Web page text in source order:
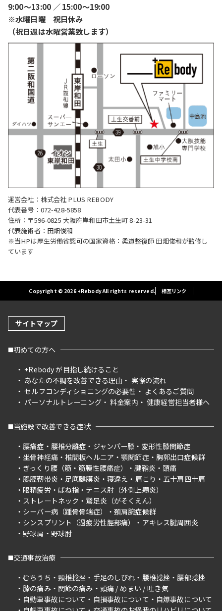
9:00〜13:00 ／ 15:00〜19:00
※水曜日曜 祝日休み
（祝日週は水曜営業致します）
運営会社：株式会社 PLUS REBODY
代表番号：072-428-5858
住所：〒596-0825 大阪府岸和田市土生町 8-23-31
代表施術者：田畑俊和
※当HPは厚生労働省認可の国家資格：柔道整復師 田畑俊和が監修し
ています
Copyright © 2026 +Rebody All rights reserved. 相互リンク
サイトマップ
初めての方へ
+Rebody が目指し続けること
あなたの不調を改善できる理由
実際の流れ
セルフコンディショニングの必要性
よくあるご質問
パーソナルトレーニング
料金案内 健康経営担当者様へ
当施設で改善できる症状
腰痛症
腰椎分離症 ジャンパー膝
変形性膝関節症
坐骨神経痛
椎間板ヘルニア 顎関節症
胸郭出口症候群
ぎっくり腰（筋・筋膜性腰痛症）
腱鞘炎
頭痛
腸脛靭帯炎
足底腱膜炎 寝違え 肩こり
五十肩四十肩
眼精疲労
ばね指
テニス肘（外側上顆炎）
ストレートネック
鵞足炎（がそくえん）
シーバー病（踵骨骨端症）
頚肩腕症候群
シンスプリント（過疲労性脛部痛）
アキレス腱周囲炎
野球肩
野球肘
交通事故治療
むちうち
頸椎捻挫 手足のしびれ 腰椎捻挫
腰部捻挫
膝の痛み
関節の痛み
頭痛 / めまい / 吐き気
自動車事故について
自損事故について
自爆事故について